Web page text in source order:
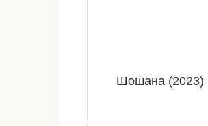
Шошана (2023)